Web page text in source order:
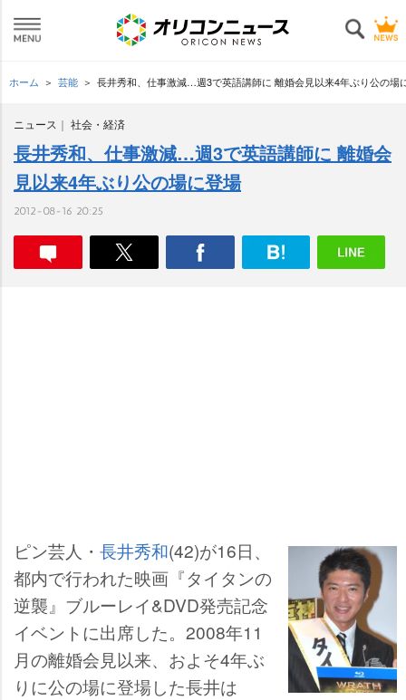
ホーム 芸能 長井秀和、仕事激減…週3で英語講師に 離婚会見以来4年ぶり公の場
ニュース 社会・経済
長井秀和、仕事激減…週3で英語講師に 離婚会
見以来4年ぶり公の場に登場
2012-08-16 20:25
ピン芸人・ 長井秀和(42)が16日、
都内で行われた映画『タイタンの
逆襲』ブルーレイ&DVD発売記念
イベントに出席した。2008年11
月の離婚会見以来、およそ4年ぶ
りに公の場に登場した長井は